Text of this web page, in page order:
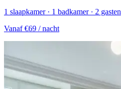
1 slaapkamer · 1 badkamer · 2 gasten
Vanaf €69 / nacht